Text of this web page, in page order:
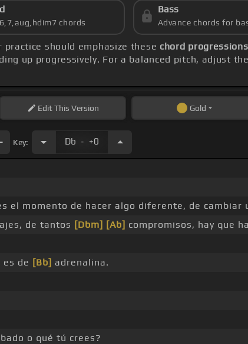
chords
Bass
Advance chords for
practice should emphasize these chord
up progressively. For a balanced pitch, adjust
EditThis Version Gold
Key: Db . +0
el momento de hacer algo diferente, de cambiar
de tantos [Dbm] [Ab] compromisos, hay que
es de [Bb] adrenalina.
o qué tú crees?